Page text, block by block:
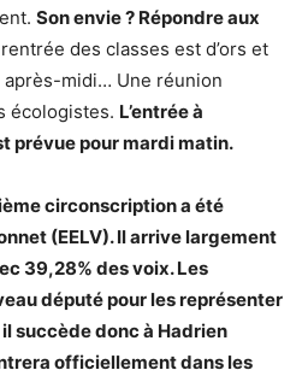
Son envie ? Répondre aux
rentrée des classes est d’ors et
midi… Une réunion
écologistes. L’entrée à
prévue pour mardi matin.
circonscription a été
(EELV). Il arrive largement
39,28% des voix. Les
député pour les représenter
il succèdedoncà Hadrien
officiellement dans les